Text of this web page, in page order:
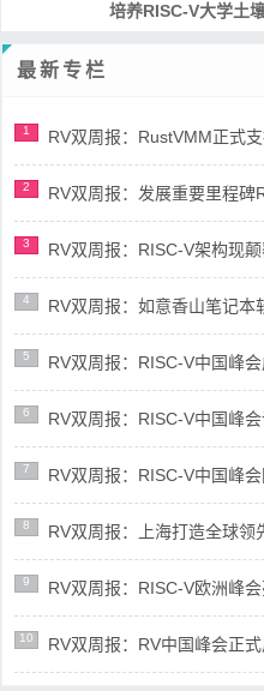
培养RISC-V大学土
最新专栏
1 RV双周报：RustVMM正式
2 RV双周报：发展重要里程
3 RV双周报：RISC-V架构现
4 RV双周报：如意香山笔记
5 RV双周报：RISC-V中国峰
6 RV双周报：RISC-V中国峰
7 RV双周报：RISC-V中国峰
8 RV双周报：上海打造全球
9 RV双周报：RISC-V欧洲峰
10 RV双周报：RV中国峰会正